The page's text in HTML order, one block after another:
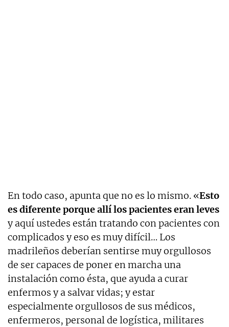
En todo caso, apunta que no es lo mismo. «Esto
es diferente porque allí los pacientes eran leves
y aquí ustedes están tratando con pacientes con
complicados y eso es muy difícil… Los
madrileños deberían sentirse muy orgullosos
de ser capaces de poner en marcha una
instalación como ésta, que ayuda a curar
enfermos y a salvar vidas; y estar
especialmente orgullosos de sus médicos,
enfermeros, personal de logística, militares